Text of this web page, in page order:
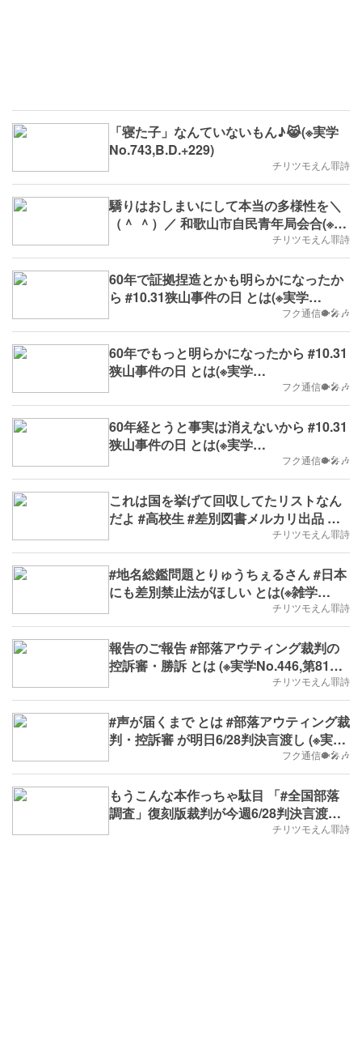
「寝た子」なんていないもん♪😹(※実学
No.743,B.D.+229)
チリツモえん罪詩
驕りはおしまいにして本当の多様性を＼
（＾ ＾）／ 和歌山市自民青年局会合(※雑
学No.719,2024/3/25(月)～,B.D.+205）
チリツモえん罪詩
60年で証拠捏造とかも明らかになったか
ら #10.31狭山事件の日 とは(※実学
フク通信🐡🎤🎶
60年でもっと明らかになったから #10.31
狭山事件の日 とは(※実学
フク通信🐡🎤🎶
60年経とうと事実は消えないから #10.31
狭山事件の日 とは(※実学
No.569,2023/10/30(月)～,B.D.+55)フク通信🐡🎤🎶
これは国を挙げて回収してたリストなん
だよ #高校生 #差別図書メルカリ出品 と
は(※実学No.537,2023/9/25(月)
～,B.D.+23）
チリツモえん罪詩
#地名総鑑問題とりゅうちぇるさん #日本
にも差別禁止法がほしい とは(※雑学
No.464,第81週,2023/7/17(月)
～,B.D.+321)
チリツモえん罪詩
報告のご報告 #部落アウティング裁判の
控訴審・勝訴 とは (※実学No.446,第81
週,2023/6/26(月)～,B.D.+303)チリツモえん罪詩
#声が届くまで とは #部落アウティング裁
判・控訴審 が明日6/28判決言渡し (※実学
～,B.D.+300)
フク通信🐡🎤🎶
もうこんな本作っちゃ駄目 「#全国部落
調査」復刻版裁判が今週6/28判決言渡し
とは (※実学No.442,B.D.+299)チリツモえん罪詩